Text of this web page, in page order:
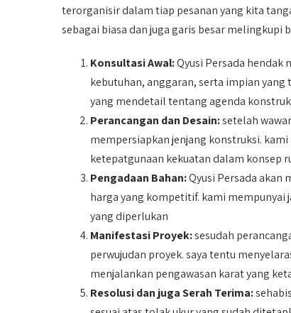
terorganisir dalam tiap pesanan yang kita
sebagai biasa dan juga garis besar melingkupi
Konsultasi Awal:Qyusi Persada
kebutuhan, anggaran, serta impian
yang mendetail tentang agenda
Perancangan dan Desain:setelah
mempersiapkan jenjang konstruksi.
ketepatgunaan kekuatan dalam konsep
Pengadaan Bahan:Qyusi Persada akan
harga yang kompetitif. kami
yang diperlukan
Manifestasi Proyek:sesudah
perwujudan proyek. saya tentu
menjalankan pengawasan karat yang
Resolusi dan juga Serah Terima: